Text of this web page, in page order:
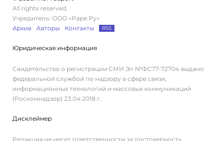
All rights reserved.
Учредитель: ООО «Раре.Ру»
Архив
Авторы Контакты RSS
Юридическая информация
Свидетельство о регистрации СМИ Эл №ФС77-72704 выдано
федеральной службой по надзору в сфере связи,
информационных технологий и массовых коммуникаций
(Роскомнадзор) 23.04.2018 г.
Дисклеймер
Редакция не несет ответственности за достоверность